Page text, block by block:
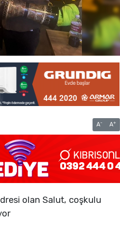
A- A+
olan Salut, coşkulu